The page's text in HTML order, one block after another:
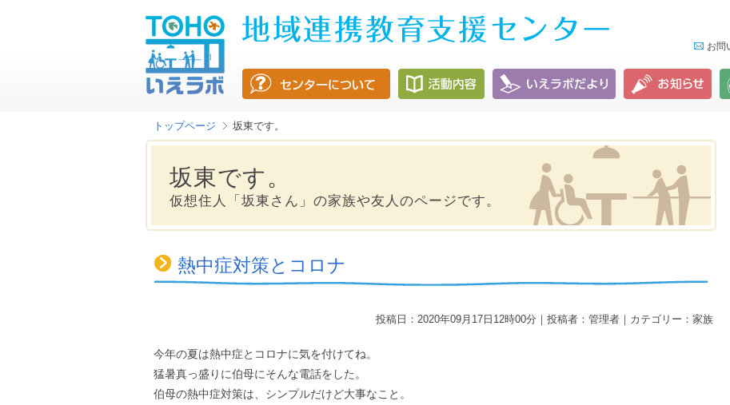
お問
トップページ 坂東です。
坂東です。
仮想住人「坂東さん」の家族や友人のページです。
熱中症対策とコロナ
投稿日：2020年09月17日12時00分｜投稿者：管理者｜カテゴリー：家族
今年の夏は熱中症とコロナに気を付けてね。
猛暑真っ盛りに伯母にそんな電話をした。
伯母の熱中症対策は、シンプルだけど大事なこと。